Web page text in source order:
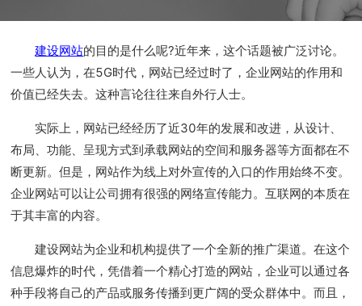
建设网站的目的是什么呢?近年来，这个话题被广泛讨论。
一些人认为，在5G时代，网站已经过时了，企业网站的作用和
价值已经失去。这种言论往往来自外行人士。
实际上，网站已经经历了近30年的发展和改进，从设计、
布局、功能、呈现方式到承载网站的空间和服务器等方面都在不
断更新。但是，网站作为线上对外宣传的入口的作用始终不变。
企业网站可以让公司拥有很强的网络宣传能力。互联网的本质在
于其丰富的内容。
建设网站为企业和机构提供了一个全新的推广渠道。在这个
信息爆炸的时代，凭借着一个精心打造的网站，企业可以通过各
种手段将自己的产品或服务传播到更广阔的受众群体中。而且，